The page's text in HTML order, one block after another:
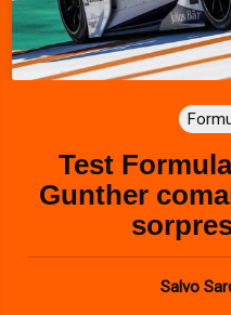
Test
Gunther
Salvo